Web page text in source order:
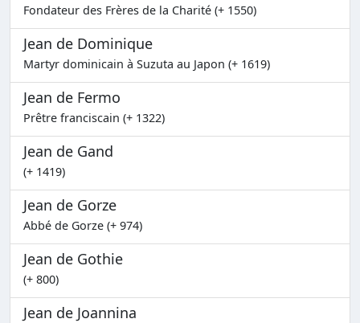
Fondateur des Frères de la Charité (+ 1550)
Jean de Dominique
Martyr dominicain à Suzuta au Japon (+ 1619)
Jean de Fermo
Prêtre franciscain (+ 1322)
Jean de Gand
(+ 1419)
Jean de Gorze
Abbé de Gorze (+ 974)
Jean de Gothie
(+ 800)
Jean de Joannina